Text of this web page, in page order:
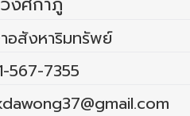
อสังหาริมทรัพย์
7355